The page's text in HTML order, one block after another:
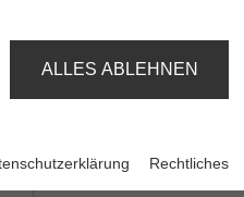
ALLES ABLEHNEN
Rechtliches